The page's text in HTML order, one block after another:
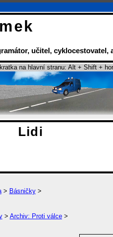
, učitel, cyklocestovatel,
na hlavní stranu: Alt + Shift +
Lidi
> Básničky>
> Archiv: Proti válce>